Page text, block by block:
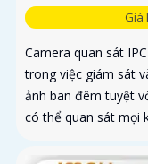
Giá
Camera quan sát
trong việc giám sát
ảnh ban đêm tuyệt
có thể quan sát mọi